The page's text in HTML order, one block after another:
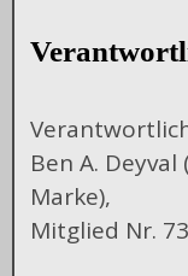
Ben A.
Marke),
Mitglied Nr.